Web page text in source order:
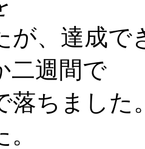
が、達成で
二週間で
落ちました